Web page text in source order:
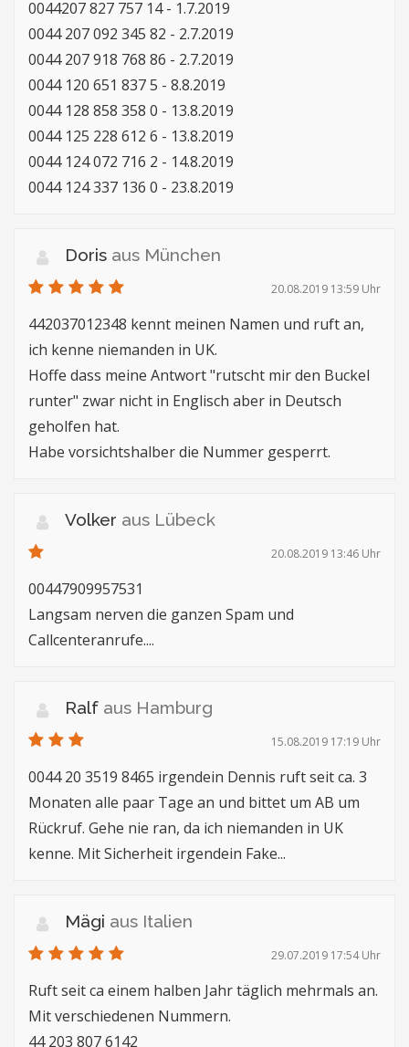
0044207 827 757 14 - 1.7.2019
0044 207 092 345 82 - 2.7.2019
0044 207 918 768 86 - 2.7.2019
0044 120 651 837 5 - 8.8.2019
0044 128 858 358 0 - 13.8.2019
0044 125 228 612 6 - 13.8.2019
0044 124 072 716 2 - 14.8.2019
0044 124 337 136 0 - 23.8.2019
Doris aus München
20.08.2019 13:59 Uhr
442037012348 kennt meinen Namen und ruft an,
ich kenne niemanden in UK.
Hoffe dass meine Antwort "rutscht mir den Buckel
runter" zwar nicht in Englisch aber in Deutsch
geholfen hat.
Habe vorsichtshalber die Nummer gesperrt.
Volker aus Lübeck
20.08.2019 13:46 Uhr
00447909957531
Langsam nerven die ganzen Spam und
Callcenteranrufe....
Ralf aus Hamburg
15.08.2019 17:19 Uhr
0044 20 3519 8465 irgendein Dennis ruft seit ca. 3
Monaten alle paar Tage an und bittet um AB um
Rückruf. Gehe nie ran, da ich niemanden in UK
kenne. Mit Sicherheit irgendein Fake...
Mägi aus Italien
29.07.2019 17:54 Uhr
Ruft seit ca einem halben Jahr täglich mehrmals an.
Mit verschiedenen Nummern.
44 203 807 6142